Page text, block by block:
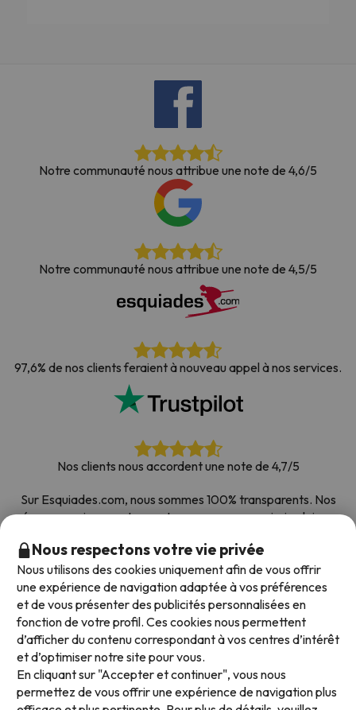
Notre communauté nous attribue une note de 4,6/5
Notre communauté nous attribue une note de 4,5/5
97,6% de nos clients feraient à nouveau appel à nos services.
Nos clients nous accordent une note de 4,7/5
Sur Esquiades.com, nous sommes 100% transparents. Nos
réseaux sociaux sont ouverts pour que vous puissiez laisser
sur le web proviennent de vrais clients.
Comptez sur nous|Plus de 700 000 personnes ont
réservé leur séjour au ski avec Esquiades.com
Modes de paiement disponibles
Nous respectons votre vie privée
Nous utilisons des cookies uniquement afin de vous offrir
une expérience de navigation adaptée à vos préférences
et de vous présenter des publicités personnalisées en
fonction de votre profil. Ces cookies nous permettent
d’afficher du contenu correspondant à vos centres d’intérêt
et d’optimiser notre site pour vous.
En cliquant sur "Accepter et continuer", vous nous
permettez de vous offrir une expérience de navigation plus